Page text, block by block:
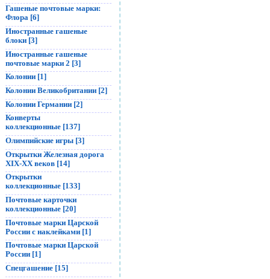
Гашеные почтовые марки:
Флора [6]
Иностранные гашеные
блоки [3]
Иностранные гашеные
почтовые марки 2 [3]
Колонии [1]
Колонии Великобритании [2]
Колонии Германии [2]
Конверты
коллекционные [137]
Олимпийские игры [3]
Открытки Железная дорога
XIX-XX веков [14]
Открытки
коллекционные [133]
Почтовые карточки
коллекционные [20]
Почтовые марки Царской
России с наклейками [1]
Почтовые марки Царской
России [1]
Спецгашение [15]